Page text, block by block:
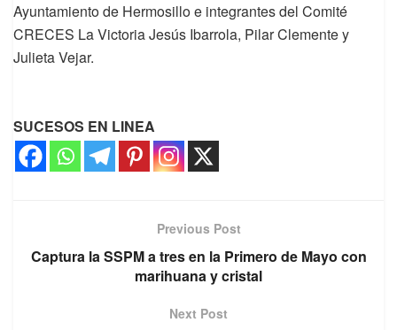
Ayuntamiento de Hermosillo e integrantes del Comité
CRECES La Victoria Jesús Ibarrola, Pilar Clemente y
Julieta Vejar.
SUCESOS EN LINEA
Previous Post
Captura la SSPM a tres en la Primero de Mayo con
marihuana y cristal
Next Post